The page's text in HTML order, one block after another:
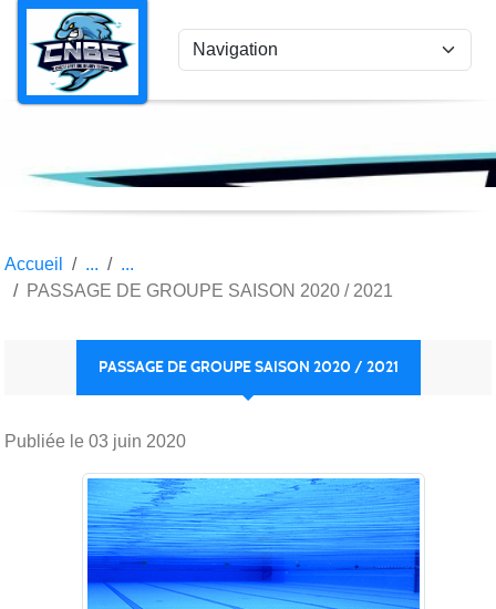
Accueil
PASSAGE DE GROUPE SAISON 2020 / 2021
PASSAGE DE GROUPE SAISON 2020 / 2021
Publiée le 03 juin 2020
Panneau de gestion des cookies